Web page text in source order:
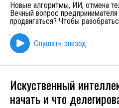
Новые алгоритмы, ИИ, отмена
Вечный вопрос
продвигаться? Чтобы
Слушать эпизод
Искуственный
начать и что